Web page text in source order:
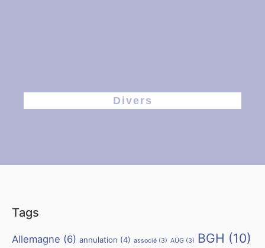
Divers
Tags
Allemagne (6) annulation (4) associé (3) AÜG (3) BGH (10)